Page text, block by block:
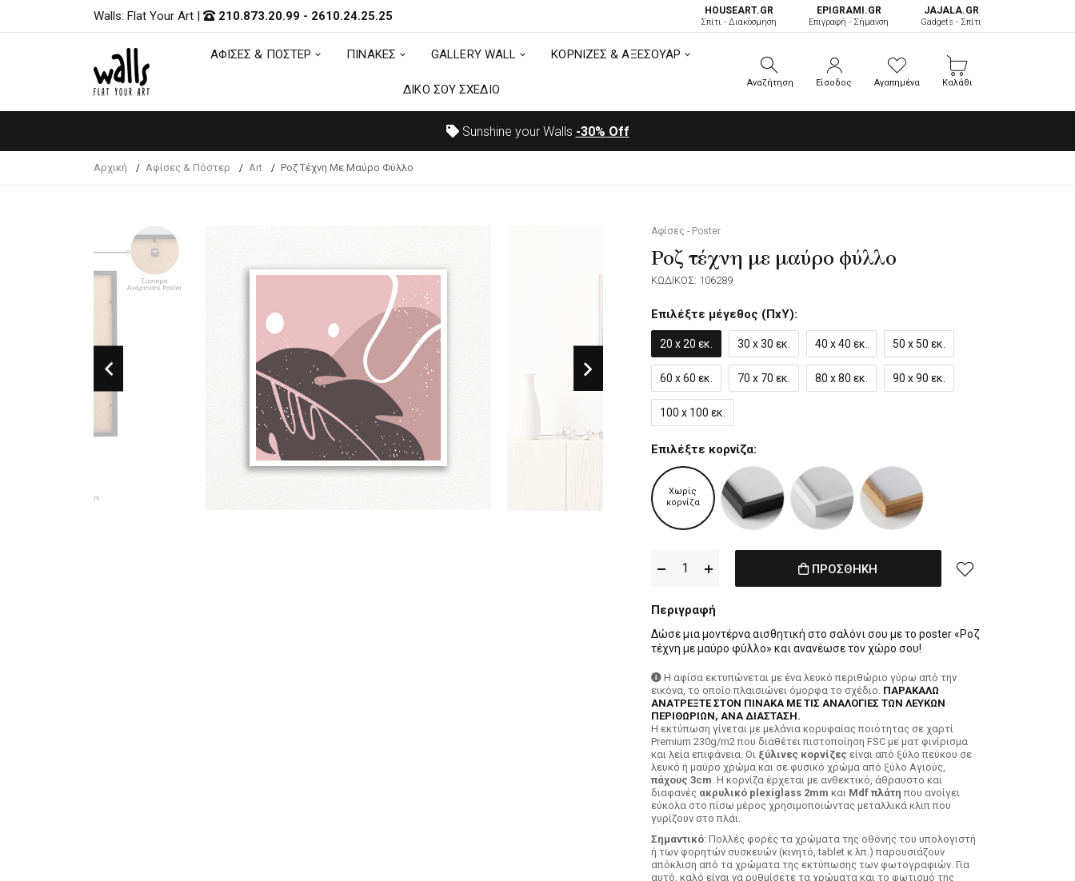
ΑΦΙΣΕΣ & ΠΟΣΤΕΡ ΠΙΝΑΚΕΣ
ΔΙΚΟ ΣΟΥ ΣΧΕΔΙΟ
Walls: Flat Your Art | 210.873.20.99 - 2610.24.25.25 HOUSEART.GR
Σπίτι - Διακόσμηση
ΕPIGRAMI.GR
Επιγραφή - Σήμανση
JAJALA.GR
Gadgets - Σπίτι
ΑΦΙΣΕΣ & ΠΟΣΤΕΡ ΠΙΝΑΚΕΣ GALLERY WALL ΚΟΡΝΙΖΕΣ & ΑΞΕΣΟΥΑΡ
ΔΙΚΟ ΣΟΥ ΣΧΕΔΙΟ Αναζήτηση Είσοδος Αγαπημένα Καλάθι
Sunshine your Walls -30% Off
Αρχική Αφίσες & Πόστερ Art Ροζ Τέχνη Με Μαύρο Φύλλο
Αφίσες - Poster
Ροζ τέχνη με μαύρο φύλλο
ΚΩΔΙΚΟΣ: 106289
Επιλέξτε μέγεθος (ΠxΥ):
20 x 20 εκ. 30 x 30 εκ. 40 x 40 εκ. 50 x 50 εκ.
60 x 60 εκ. 70 x 70 εκ. 80 x 80 εκ. 90 x 90 εκ.
100 x 100 εκ.
Επιλέξτε κορνίζα:
Χωρίς
κορνίζα
ΠΡΟΣΘΗΚΗ
Περιγραφή
Δώσε μια μοντέρνα αισθητική στο σαλόνι σου με το poster «Ροζ
τέχνη με μαύρο φύλλο» και ανανέωσε τον χώρο σου!
Η αφίσα εκτυπώνεται με ένα λευκό περιθώριο γύρω από την
εικόνα, το οποίο πλαισιώνει όμορφα το σχέδιο. ΠΑΡΑΚΑΛΩ
ΑΝΑΤΡΕΞΤΕ ΣΤΟΝ ΠΙΝΑΚΑ ΜΕ ΤΙΣ ΑΝΑΛΟΓΙΕΣ ΤΩΝ ΛΕΥΚΩΝ
ΠΕΡΙΘΩΡΙΩΝ, ΑΝΑ ΔΙΑΣΤΑΣΗ.
H εκτύπωση γίνεται με μελάνια κορυφαίας ποιότητας σε χαρτί
Premium 230g/m2 που διαθέτει πιστοποίηση FSC με ματ φινίρισμα
και λεία επιφάνεια. Οι ξύλινες κορνίζες είναι από ξύλο πεύκου σε
λευκό ή μαύρο χρώμα και σε φυσικό χρώμα από ξύλο Αγιούς,
πάχους 3cm. Η κορνίζα έρχεται με ανθεκτικό, άθραυστο και
διαφανές ακρυλικό plexiglass 2mm και Mdf πλάτη που ανοίγει
εύκολα στο πίσω μέρος χρησιμοποιώντας μεταλλικά κλιπ που
γυρίζουν στο πλάι.
Σημαντικό: Πολλές φορές τα χρώματα της οθόνης του υπολογιστή
ή των φορητών συσκευών (κινητό, tablet κ.λπ.) παρουσιάζουν
απόκλιση από τα χρώματα της εκτύπωσης των φωτογραφιών. Για
αυτό, καλό είναι να ρυθμίσετε τα χρώματα και το φωτισμό της